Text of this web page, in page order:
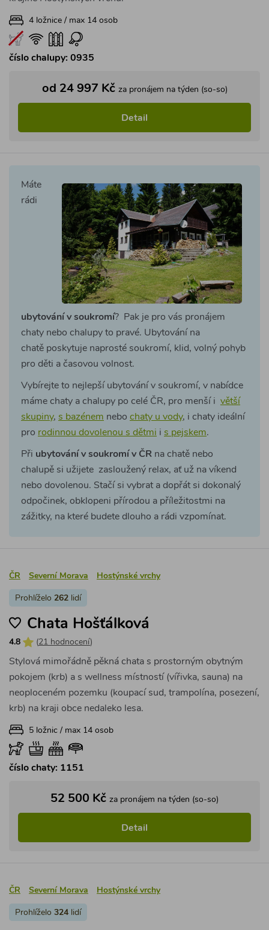
4 ložnice / max 14 osob
číslo chalupy: 0935
od 24 997 Kč za pronájem na týden (so-so)
Detail
Máte
rádi
ubytování v soukromí? Pak je pro vás pronájem
chaty nebo chalupy to pravé. Ubytování na
chatě poskytuje naprosté soukromí, klid, volný pohyb
pro děti a časovou volnost.
Vybírejte to nejlepší ubytování v soukromí, v nabídce
máme chaty a chalupy po celé ČR, pro menší i větší
skupiny, s bazénem nebo chaty u vody, i chaty ideální
pro rodinnou dovolenou s dětmi i s pejskem.
Při ubytování v soukromí v ČR na chatě nebo
chalupě si užijete zasloužený relax, ať už na víkend
nebo dovolenou. Stačí si vybrat a dopřát si dokonalý
odpočinek, obklopeni přírodou a příležitostmi na
zážitky, na které budete dlouho a rádi vzpomínat.
ČR Severní Morava Hostýnské vrchy
Prohlíželo 262 lidí
Chata Hošťálková
4.8 (21 hodnocení)
Stylová mimořádně pěkná chata s prostorným obytným
pokojem (krb) a s wellness místností (vířivka, sauna) na
neoploceném pozemku (koupací sud, trampolína, posezení,
krb) na kraji obce nedaleko lesa.
5 ložnic / max 14 osob
číslo chaty: 1151
52 500 Kč za pronájem na týden (so-so)
Detail
ČR Severní Morava Hostýnské vrchy
Prohlíželo 324 lidí